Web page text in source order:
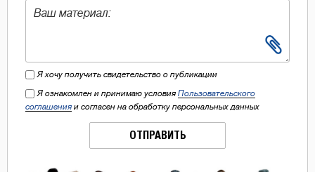
Я хочу получить свидетельство о публикации
Я ознакомлен и принимаю условия Пользовательского
соглашения и согласен на обработку персональных данных
ОТПРАВИТЬ